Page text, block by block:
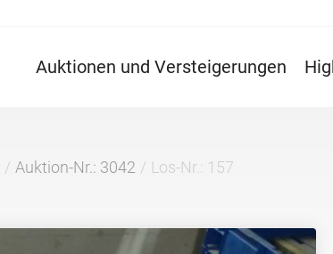
Auktionen und Versteigerungen
Auktion-Nr.: 3042 Los-Nr.: 157